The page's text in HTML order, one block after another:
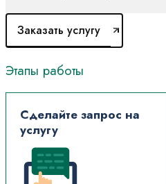
Заказать услугу
Этапы работы
Сделайте запрос на
услугу